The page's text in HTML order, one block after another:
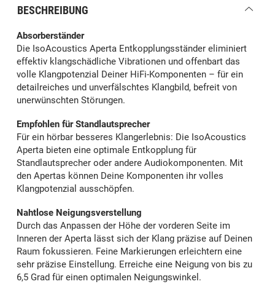
BESCHREIBUNG
Absorberständer
Die IsoAcoustics Aperta Entkopplungsständer eliminiert
effektiv klangschädliche Vibrationen und offenbart das
volle Klangpotenzial Deiner HiFi-Komponenten – für ein
detailreiches und unverfälschtes Klangbild, befreit von
unerwünschten Störungen.
Empfohlen für Standlautsprecher
Für ein hörbar besseres Klangerlebnis: Die IsoAcoustics
Aperta bieten eine optimale Entkopplung für
Standlautsprecher oder andere Audiokomponenten. Mit
den Apertas können Deine Komponenten ihr volles
Klangpotenzial ausschöpfen.
Nahtlose Neigungsverstellung
Durch das Anpassen der Höhe der vorderen Seite im
Inneren der Aperta lässt sich der Klang präzise auf Deinen
Raum fokussieren. Feine Markierungen erleichtern eine
sehr präzise Einstellung. Erreiche eine Neigung von bis zu
6,5 Grad für einen optimalen Neigungswinkel.